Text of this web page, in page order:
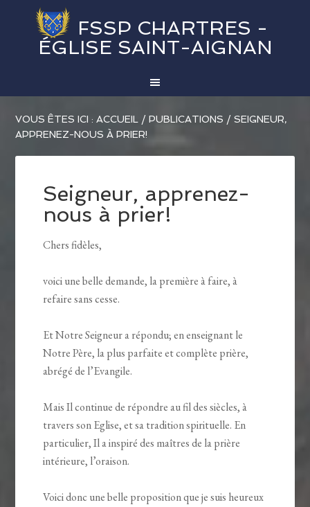
FSSP CHARTRES -
ÉGLISE SAINT-AIGNAN
VOUS ÊTES ICI :ACCUEIL / PUBLICATIONS / SEIGNEUR,
APPRENEZ-NOUS À PRIER!
Seigneur, apprenez-
nous à prier!
Chers fidèles,
voici une belle demande, la première à faire, à
refaire sans cesse.
Et Notre Seigneur a répondu; en enseignant le
Notre Père, la plus parfaite et complète prière,
abrégé de l’Evangile.
Mais Il continue de répondre au fil des siècles, à
travers son Eglise, et sa tradition spirituelle. En
particulier, Il a inspiré des maîtres de la prière
intérieure, l’oraison.
Voici donc une belle proposition que je suis heureux